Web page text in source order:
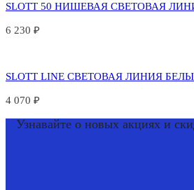
SLOTT 50 НИШЕВАЯ СВЕТОВАЯ
6 230 ₽
SLOTT LINE СВЕТОВАЯ ЛИНИЯ
4 070 ₽
Узнавайте о новых акциях и